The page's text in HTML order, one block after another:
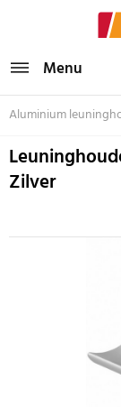
Menu
Aluminium
Zilver